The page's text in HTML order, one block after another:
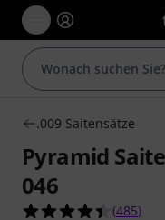
.009 Saitensätze
Pyramid
046
4.4 von
(485)